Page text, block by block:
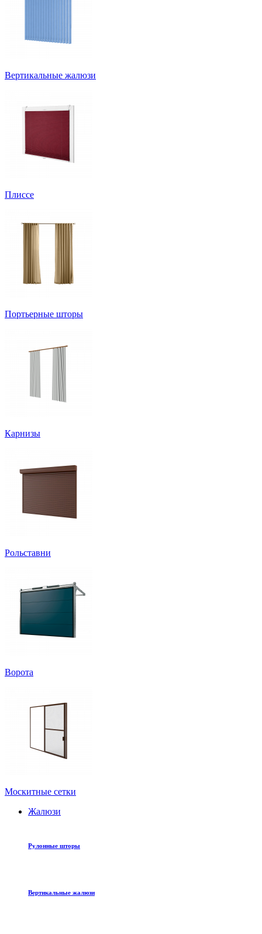
Вертикальные жалюзи
Плиссе
Портьерные шторы
Карнизы
Рольставни
Ворота
Москитные сетки
Жалюзи
Рулонные шторы
Вертикальные жалюзи